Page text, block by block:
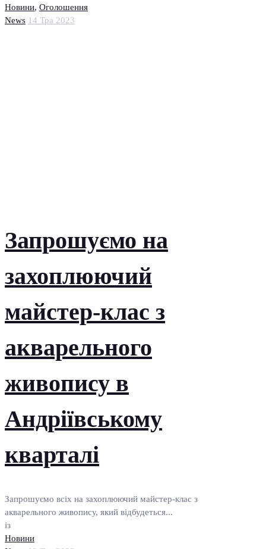
Новини, Оголошення
News 14 Тра 2023
Запрошуємо на
захоплюючий
майстер-клас з
акварельного
живопису в
Андріївському
кварталі
Запрошуємо всіх на захоплюючий майстер-клас з
акварельного живопису, який відбудеться...
із
Новини